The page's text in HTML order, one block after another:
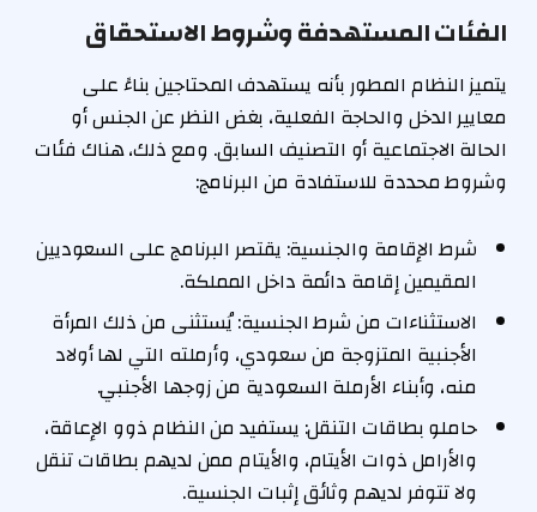
الفئات المستهدفة وشروط الاستحقاق
يتميز النظام المطور بأنه يستهدف المحتاجين بناءً على
معايير الدخل والحاجة الفعلية، بغض النظر عن الجنس أو
الحالة الاجتماعية أو التصنيف السابق. ومع ذلك، هناك فئات
وشروط محددة للاستفادة من البرنامج:
شرط الإقامة والجنسية: يقتصر البرنامج على السعوديين
المقيمين إقامة دائمة داخل المملكة.
الاستثناءات من شرط الجنسية: يُستثنى من ذلك المرأة
الأجنبية المتزوجة من سعودي، وأرملته التي لها أولاد
منه، وأبناء الأرملة السعودية من زوجها الأجنبي.
حاملو بطاقات التنقل: يستفيد من النظام ذوو الإعاقة،
والأرامل ذوات الأيتام، والأيتام ممن لديهم بطاقات تنقل
ولا تتوفر لديهم وثائق إثبات الجنسية.